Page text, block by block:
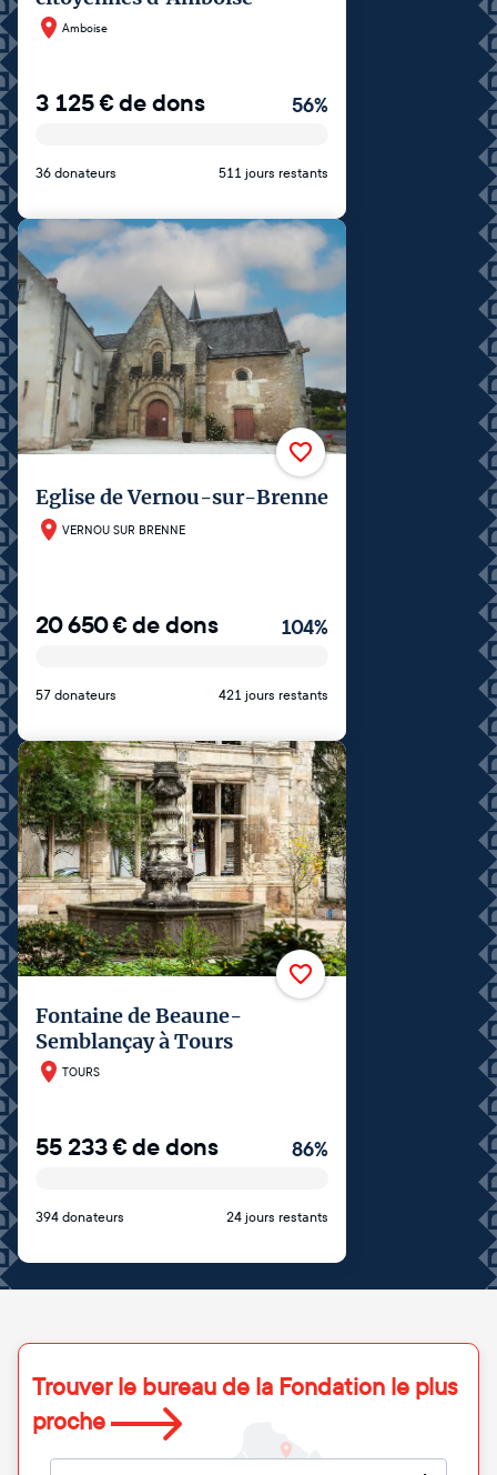
Amboise
3 125€de dons 56%
36 donateurs 511 jours restants
Eglise de Vernou-sur-Brenne
VERNOU SUR BRENNE
20 650€de dons 104%
57 donateurs 421 jours restants
Fontaine de Beaune-
Semblançay à Tours
TOURS
55 233€de dons 86%
394 donateurs 24 jours restants
Trouver le bureau de la Fondation le plus
proche